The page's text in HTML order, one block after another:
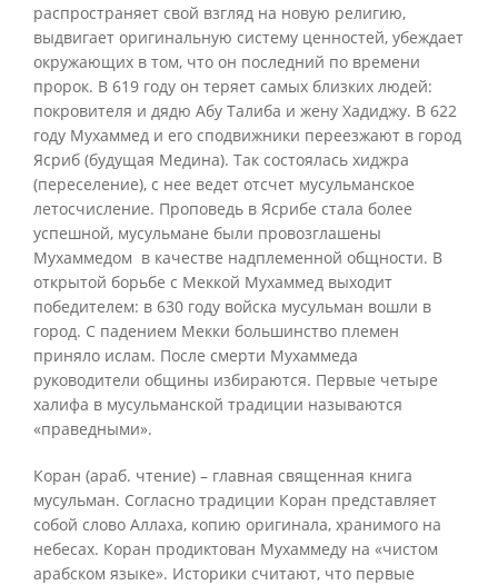
распространяет свой взгляд на новую религию,
выдвигает оригинальную систему ценностей, убеждает
окружающих в том, что он последний по времени
пророк. В 619 году он теряет самых близких людей:
покровителя и дядю Абу Талиба и жену Хадиджу. В 622
году Мухаммед и его сподвижники переезжают в город
Ясриб (будущая Медина). Так состоялась хиджра
(переселение), с нее ведет отсчет мусульманское
летосчисление. Проповедь в Ясрибе стала более
успешной, мусульмане были провозглашены
Мухаммедом в качестве надплеменной общности. В
открытой борьбе с Меккой Мухаммед выходит
победителем: в 630 году войска мусульман вошли в
город. С падением Мекки большинство племен
приняло ислам. После смерти Мухаммеда
руководители общины избираются. Первые четыре
халифа в мусульманской традиции называются
«праведными».
Коран (араб. чтение) – главная священная книга
мусульман. Согласно традиции Коран представляет
собой слово Аллаха, копию оригинала, хранимого на
небесах. Коран продиктован Мухаммеду на «чистом
арабском языке». Историки считают, что первые